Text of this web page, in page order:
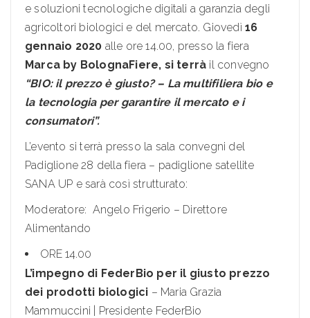
e soluzioni tecnologiche digitali a garanzia degli
agricoltori biologici e del mercato. Giovedì16
gennaio 2020 alle ore 14.00, presso la fiera
Marca by BolognaFiere, si terrà il convegno
“BIO: il prezzo è giusto? – La multifiliera bio e
la tecnologia per garantire il mercato e i
consumatori”.
L’evento si terrà presso la sala convegni del
Padiglione 28 della fiera – padiglione satellite
SANA UP e sarà così strutturato:
Moderatore: Angelo Frigerio – Direttore
Alimentando
ORE 14.00
L’impegno di FederBio per il giusto prezzo
dei prodotti biologici – Maria Grazia
Mammuccini | Presidente FederBio